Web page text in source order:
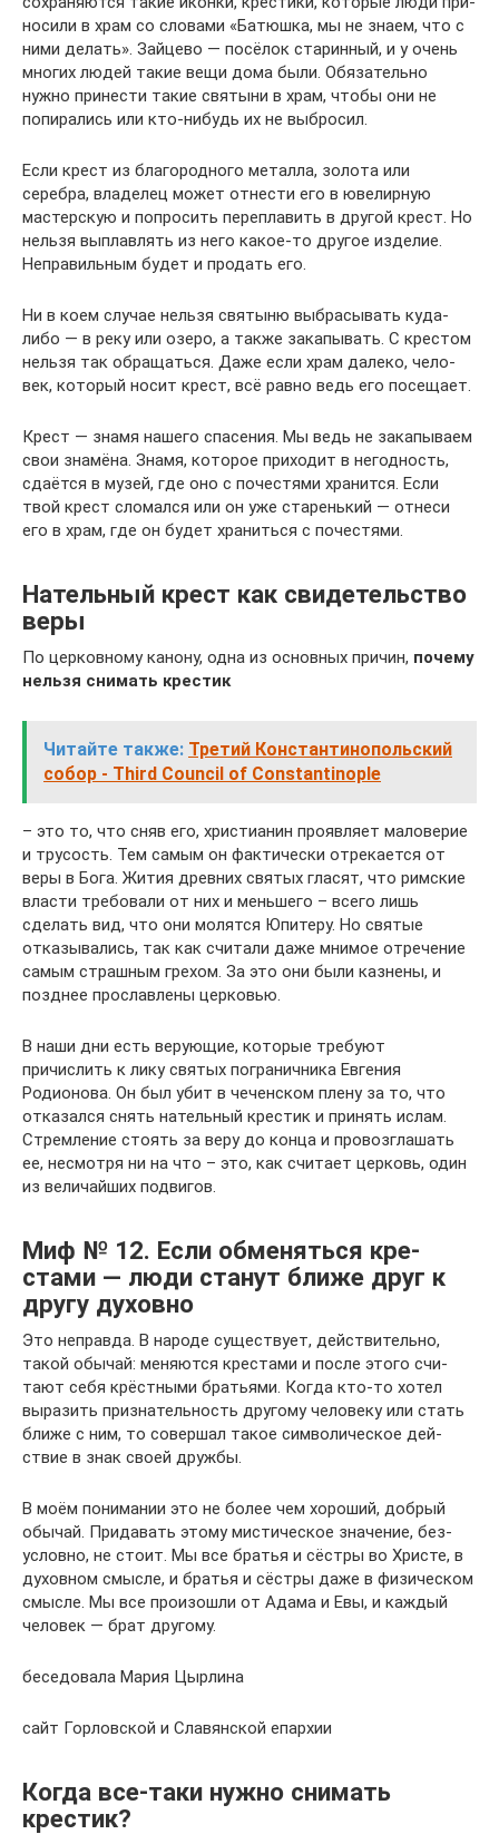
но­сили в храм со сло­вами «Батюшка, мы не знаем, что с
ними делать». Зай­цево — посё­лок ста­рин­ный, и у очень
многих людей такие вещи дома были. Обя­за­тельно
нужно при­не­сти такие свя­тыни в храм, чтобы они не
попи­ра­лись или кто-нибудь их не выбро­сил.
Если крест из бла­го­род­ного металла, золота или
серебра, вла­де­лец может отне­сти его в юве­лир­ную
мастер­скую и попро­сить пере­пла­вить в другой крест. Но
нельзя выплав­лять из него какое-то другое изде­лие.
Непра­виль­ным будет и про­дать его.
Ни в коем случае нельзя свя­тыню выбра­сы­вать куда-
либо — в реку или озеро, а также зака­пы­вать. С кре­стом
нельзя так обра­щаться. Даже если храм далеко, чело­
век, кото­рый носит крест, всё равно ведь его посе­щает.
Крест — знамя нашего спа­се­ния. Мы ведь не зака­пы­ваем
свои зна­мёна. Знамя, кото­рое при­хо­дит в негод­ность,
сда­ётся в музей, где оно с поче­стями хра­нится. Если
твой крест сло­мался или он уже ста­рень­кий — отнеси
его в храм, где он будет хра­ниться с поче­стями.
Нательный крест как свидетельство
веры
По церковному канону, одна из основных причин, почему
нельзя снимать крестик
Читайте также: Третий Константинопольский
собор - Third Council of Constantinople
– это то, что сняв его, христианин проявляет маловерие
и трусость. Тем самым он фактически отрекается от
веры в Бога. Жития древних святых гласят, что римские
власти требовали от них и меньшего – всего лишь
сделать вид, что они молятся Юпитеру. Но святые
отказывались, так как считали даже мнимое отречение
самым страшным грехом. За это они были казнены, и
позднее прославлены церковью.
В наши дни есть верующие, которые требуют
причислить к лику святых пограничника Евгения
Родионова. Он был убит в чеченском плену за то, что
отказался снять нательный крестик и принять ислам.
Стремление стоять за веру до конца и провозглашать
ее, несмотря ни на что – это, как считает церковь, один
из величайших подвигов.
Миф № 12. Если обме­няться кре­
стами — люди станут ближе друг к
другу духовно
Это неправда. В народе суще­ствует, дей­стви­тельно,
такой обычай: меня­ются кре­стами и после этого счи­
тают себя крёст­ными бра­тьями. Когда кто-то хотел
выра­зить при­зна­тель­ность дру­гому чело­веку или стать
ближе с ним, то совер­шал такое сим­во­ли­че­ское дей­
ствие в знак своей дружбы.
В моём пони­ма­нии это не более чем хоро­ший, добрый
обычай. При­да­вать этому мисти­че­ское зна­че­ние, без­
условно, не стоит. Мы все братья и сёстры во Христе, в
духов­ном смысле, и братья и сёстры даже в физи­че­ском
смысле. Мы все про­изо­шли от Адама и Евы, и каждый
чело­век — брат дру­гому.
бесе­до­вала Мария Цыр­лина
сайт Гор­лов­ской и Сла­вян­ской епар­хии
Когда все-таки нужно снимать
крестик?